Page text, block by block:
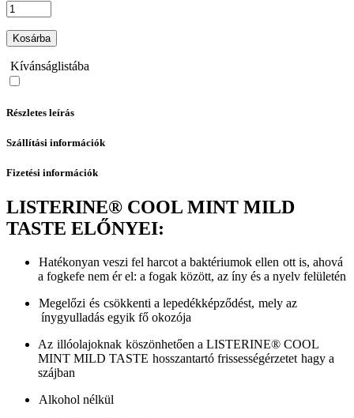
Kosárba
Kívánságlistába
Részletes leírás
Szállítási információk
Fizetési információk
LISTERINE® COOL MINT MILD
TASTE ELŐNYEI:
Hatékonyan veszi fel harcot a baktériumok ellen ott is, ahová
a fogkefe nem ér el: a fogak között, az íny és a nyelv felületén
Megelőzi és csökkenti a lepedékképződést, mely az
ínygyulladás egyik fő okozója
Az illóolajoknak köszönhetően a LISTERINE® COOL
MINT MILD TASTE hosszantartó frissességérzetet hagy a
szájban
Alkohol nélkül